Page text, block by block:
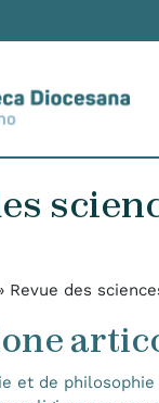
Revue des
et de philosophie